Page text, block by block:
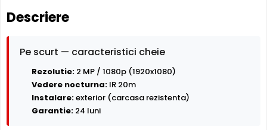
Descriere
Pe scurt — caracteristici cheie
Rezolutie: 2 MP / 1080p (1920x1080)
Vedere nocturna: IR 20m
Instalare:exterior (carcasa rezistenta)
Garantie: 24 luni